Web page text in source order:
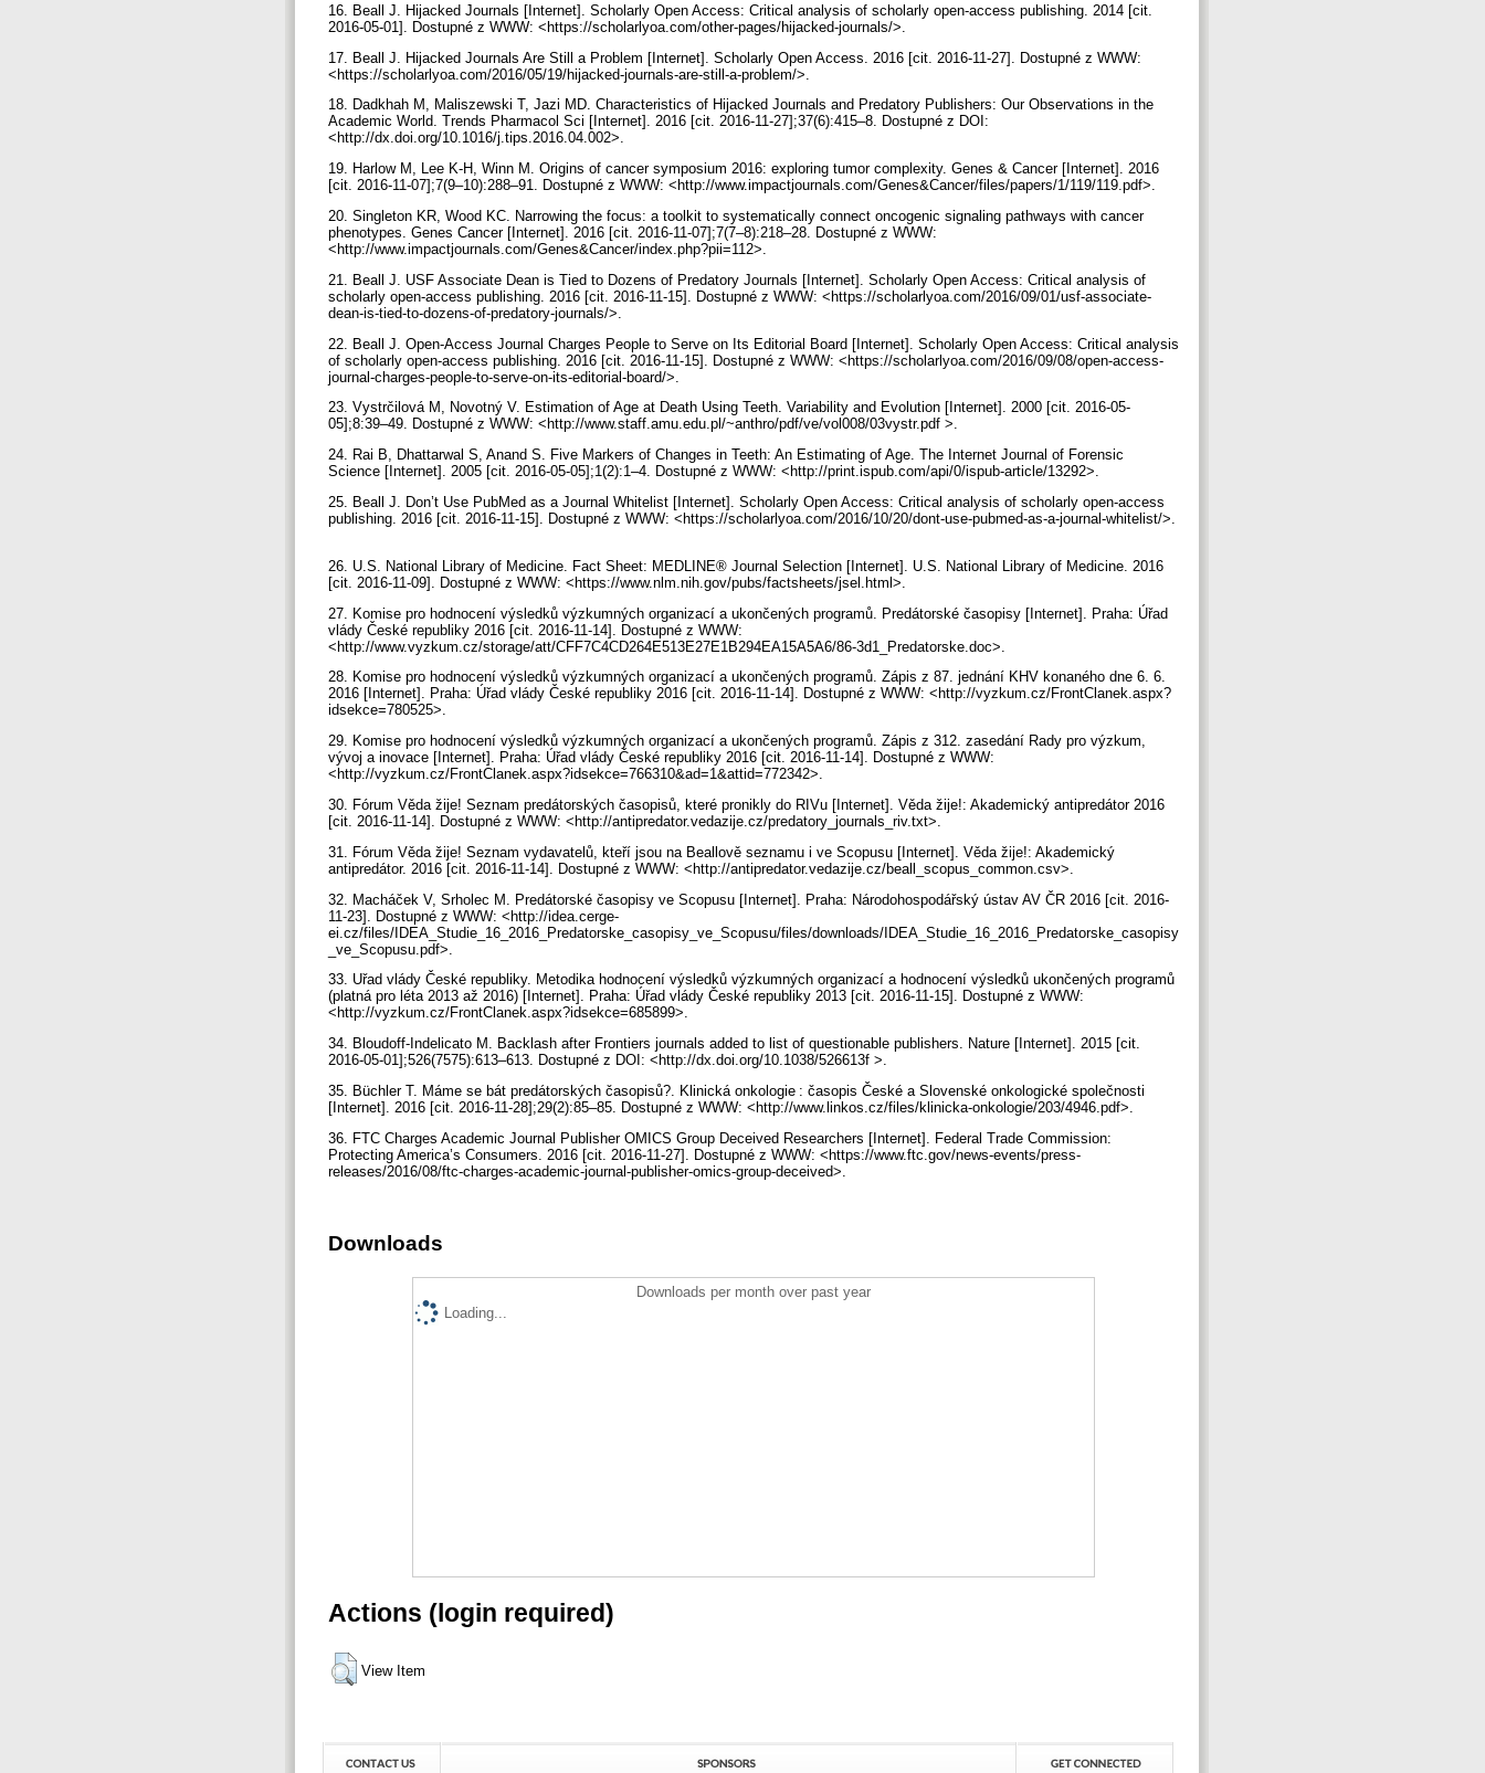
16. Beall J. Hijacked Journals [Internet]. Scholarly Open Access: Critical analysis of scholarly open-access publishing. 2014 [cit.
2016-05-01]. Dostupné z WWW: <https://scholarlyoa.com/other-pages/hijacked-journals/>.
17. Beall J. Hijacked Journals Are Still a Problem [Internet]. Scholarly Open Access. 2016 [cit. 2016-11-27]. Dostupné z WWW:
<https://scholarlyoa.com/2016/05/19/hijacked-journals-are-still-a-problem/>.
18. Dadkhah M, Maliszewski T, Jazi MD. Characteristics of Hijacked Journals and Predatory Publishers: Our Observations in the
Academic World. Trends Pharmacol Sci [Internet]. 2016 [cit. 2016-11-27];37(6):415–8. Dostupné z DOI:
<http://dx.doi.org/10.1016/j.tips.2016.04.002>.
19. Harlow M, Lee K-H, Winn M. Origins of cancer symposium 2016: exploring tumor complexity. Genes & Cancer [Internet]. 2016
[cit. 2016-11-07];7(9–10):288–91. Dostupné z WWW: <http://www.impactjournals.com/Genes&Cancer/files/papers/1/119/119.pdf>.
20. Singleton KR, Wood KC. Narrowing the focus: a toolkit to systematically connect oncogenic signaling pathways with cancer
phenotypes. Genes Cancer [Internet]. 2016 [cit. 2016-11-07];7(7–8):218–28. Dostupné z WWW:
<http://www.impactjournals.com/Genes&Cancer/index.php?pii=112>.
21. Beall J. USF Associate Dean is Tied to Dozens of Predatory Journals [Internet]. Scholarly Open Access: Critical analysis of
scholarly open-access publishing. 2016 [cit. 2016-11-15]. Dostupné z WWW: <https://scholarlyoa.com/2016/09/01/usf-associate-
dean-is-tied-to-dozens-of-predatory-journals/>.
22. Beall J. Open-Access Journal Charges People to Serve on Its Editorial Board [Internet]. Scholarly Open Access: Critical analysis
of scholarly open-access publishing. 2016 [cit. 2016-11-15]. Dostupné z WWW: <https://scholarlyoa.com/2016/09/08/open-access-
journal-charges-people-to-serve-on-its-editorial-board/>.
23. Vystrčilová M, Novotný V. Estimation of Age at Death Using Teeth. Variability and Evolution [Internet]. 2000 [cit. 2016-05-
05];8:39–49. Dostupné z WWW: <http://www.staff.amu.edu.pl/~anthro/pdf/ve/vol008/03vystr.pdf >.
24. Rai B, Dhattarwal S, Anand S. Five Markers of Changes in Teeth: An Estimating of Age. The Internet Journal of Forensic
Science [Internet]. 2005 [cit. 2016-05-05];1(2):1–4. Dostupné z WWW: <http://print.ispub.com/api/0/ispub-article/13292>.
25. Beall J. Don’t Use PubMed as a Journal Whitelist [Internet]. Scholarly Open Access: Critical analysis of scholarly open-access
publishing. 2016 [cit. 2016-11-15]. Dostupné z WWW: <https://scholarlyoa.com/2016/10/20/dont-use-pubmed-as-a-journal-whitelist/>.
26. U.S. National Library of Medicine. Fact Sheet: MEDLINE® Journal Selection [Internet]. U.S. National Library of Medicine. 2016
[cit. 2016-11-09]. Dostupné z WWW: <https://www.nlm.nih.gov/pubs/factsheets/jsel.html>.
27. Komise pro hodnocení výsledků výzkumných organizací a ukončených programů. Predátorské časopisy [Internet]. Praha: Úřad
vlády České republiky 2016 [cit. 2016-11-14]. Dostupné z WWW:
<http://www.vyzkum.cz/storage/att/CFF7C4CD264E513E27E1B294EA15A5A6/86-3d1_Predatorske.doc>.
28. Komise pro hodnocení výsledků výzkumných organizací a ukončených programů. Zápis z 87. jednání KHV konaného dne 6. 6.
2016 [Internet]. Praha: Úřad vlády České republiky 2016 [cit. 2016-11-14]. Dostupné z WWW: <http://vyzkum.cz/FrontClanek.aspx?
idsekce=780525>.
29. Komise pro hodnocení výsledků výzkumných organizací a ukončených programů. Zápis z 312. zasedání Rady pro výzkum,
vývoj a inovace [Internet]. Praha: Úřad vlády České republiky 2016 [cit. 2016-11-14]. Dostupné z WWW:
<http://vyzkum.cz/FrontClanek.aspx?idsekce=766310&ad=1&attid=772342>.
30. Fórum Věda žije! Seznam predátorských časopisů, které pronikly do RIVu [Internet]. Věda žije!: Akademický antipredátor 2016
[cit. 2016-11-14]. Dostupné z WWW: <http://antipredator.vedazije.cz/predatory_journals_riv.txt>.
31. Fórum Věda žije! Seznam vydavatelů, kteří jsou na Beallově seznamu i ve Scopusu [Internet]. Věda žije!: Akademický
antipredátor. 2016 [cit. 2016-11-14]. Dostupné z WWW: <http://antipredator.vedazije.cz/beall_scopus_common.csv>.
32. Macháček V, Srholec M. Predátorské časopisy ve Scopusu [Internet]. Praha: Národohospodářský ústav AV ČR 2016 [cit. 2016-
11-23]. Dostupné z WWW: <http://idea.cerge-
ei.cz/files/IDEA_Studie_16_2016_Predatorske_casopisy_ve_Scopusu/files/downloads/IDEA_Studie_16_2016_Predatorske_casopisy
_ve_Scopusu.pdf>.
33. Uřad vlády České republiky. Metodika hodnocení výsledků výzkumných organizací a hodnocení výsledků ukončených programů
(platná pro léta 2013 až 2016) [Internet]. Praha: Úřad vlády České republiky 2013 [cit. 2016-11-15]. Dostupné z WWW:
<http://vyzkum.cz/FrontClanek.aspx?idsekce=685899>.
34. Bloudoff-Indelicato M. Backlash after Frontiers journals added to list of questionable publishers. Nature [Internet]. 2015 [cit.
2016-05-01];526(7575):613–613. Dostupné z DOI: <http://dx.doi.org/10.1038/526613f >.
35. Büchler T. Máme se bát predátorských časopisů?. Klinická onkologie : časopis České a Slovenské onkologické společnosti
[Internet]. 2016 [cit. 2016-11-28];29(2):85–85. Dostupné z WWW: <http://www.linkos.cz/files/klinicka-onkologie/203/4946.pdf>.
36. FTC Charges Academic Journal Publisher OMICS Group Deceived Researchers [Internet]. Federal Trade Commission:
Protecting America’s Consumers. 2016 [cit. 2016-11-27]. Dostupné z WWW: <https://www.ftc.gov/news-events/press-
releases/2016/08/ftc-charges-academic-journal-publisher-omics-group-deceived>.
Downloads
Downloads per month over past year
Loading...
Actions (login required)
View Item